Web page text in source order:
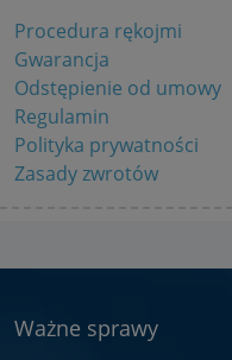
Procedura rękojmi
Gwarancja
Odstępienie od umowy
Regulamin
Polityka prywatności
Zasady zwrotów
Ważne sprawy